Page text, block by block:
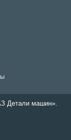
Детали машин».